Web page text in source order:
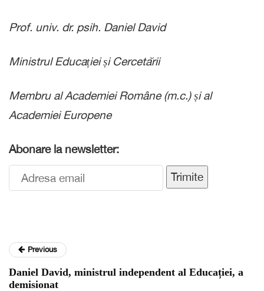
Prof. univ. dr. psih. Daniel David
Ministrul Educației și Cercetării
Membru al Academiei Române (m.c.) și al
Academiei Europene
Abonare la newsletter:
Trimite
Previous
Daniel David, ministrul independent al Educației, a
demisionat